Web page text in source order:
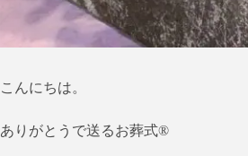
こんにちは。
ありがとうで送るお葬式®